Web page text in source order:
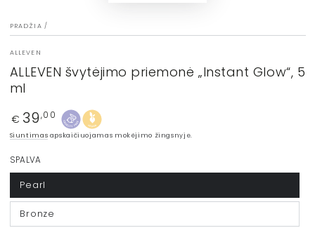
PRADŽIA /
ALLEVEN
ALLEVEN švytėjimo priemonė „Instant Glow“, 5
ml
Įprasta
€ 39 ,00
Siuntimas apskaičiuojamas mokėjimo žingsnyje.
SPALVA
Pearl
Bronze